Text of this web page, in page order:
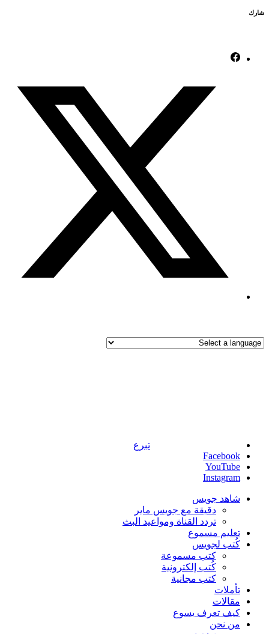
شارك
تبرع
Facebook
YouTube
Instagram
شاهد جويس
دقيقة مع جويس ماير
تردد القناة ومواعيد البث
تعليم مسموع
كُتب لجويس
كتب مسموعة
كُتب إلكترونية
كتب مجانية
تأملات
مقالات
كيف تعرف يسوع
من نحن